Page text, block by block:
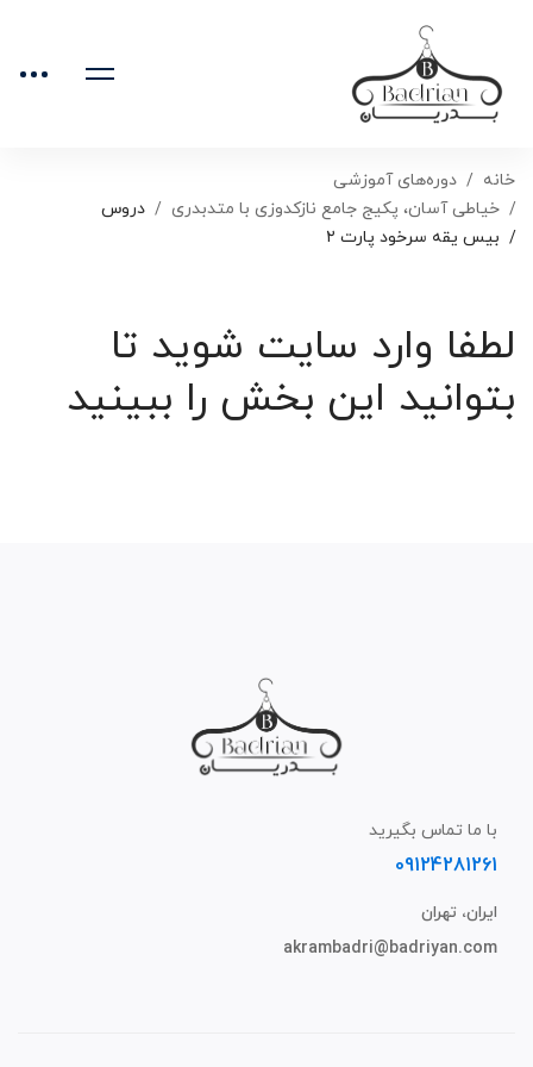
خانه
دوره‌های آموزشی
خیاطی آسان، پکیج جامع نازکدوزی با متدبدری
دروس
بیس یقه سرخود پارت ۲
لطفا وارد سایت شوید تا
بتوانید این بخش را ببینید
با ما تماس بگیرید
09124281261
ایران، تهران
akrambadri@badriyan.com